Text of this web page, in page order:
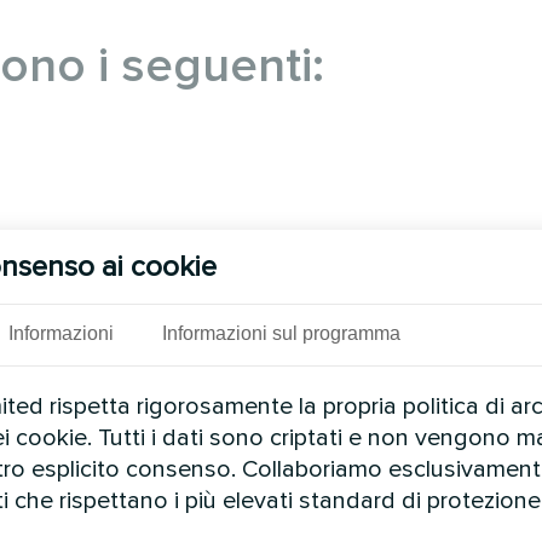
i seguenti:
negli edifici industriali e amministrativi.
Un vantaggio importante è che l'unità
da decorazione e rende l'unità interna del
a quattro vie e l'ampio angolo di apertura
ai cookie
Informazioni Informazioni sul programma
rispetta rigorosamente la propria politica di
cookie. Tutti i dati sono criptati e non vengono
esplicito consenso. Collaboriamo
che rispettano i più elevati standard di